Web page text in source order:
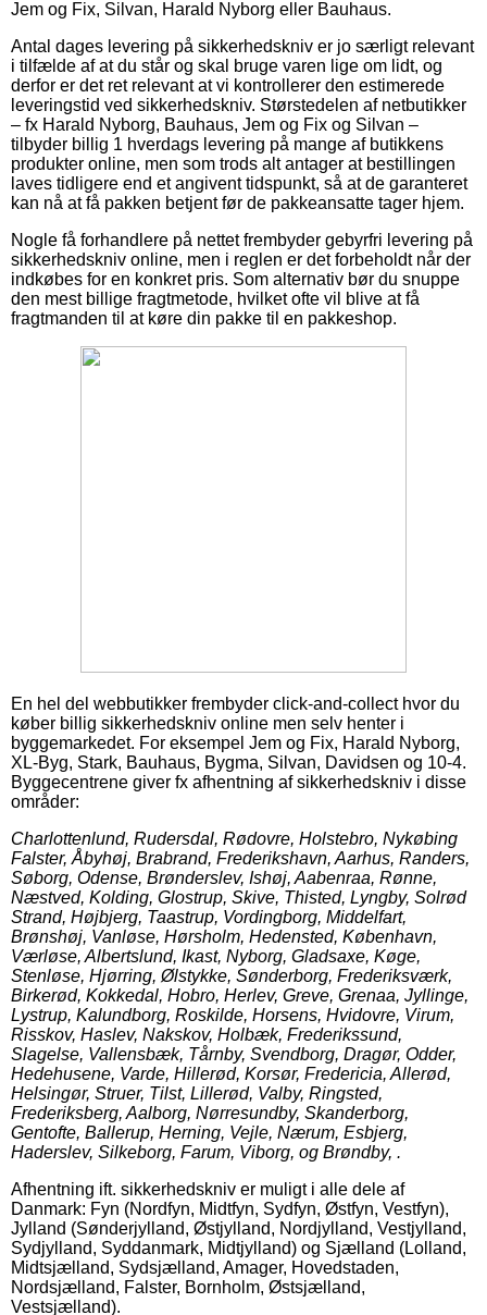
Jem og Fix, Silvan, Harald Nyborg eller Bauhaus.
Antal dages levering på sikkerhedskniv er jo særligt relevant
i tilfælde af at du står og skal bruge varen lige om lidt, og
derfor er det ret relevant at vi kontrollerer den estimerede
leveringstid ved sikkerhedskniv. Størstedelen af netbutikker
– fx Harald Nyborg, Bauhaus, Jem og Fix og Silvan –
tilbyder billig 1 hverdags levering på mange af butikkens
produkter online, men som trods alt antager at bestillingen
laves tidligere end et angivent tidspunkt, så at de garanteret
kan nå at få pakken betjent før de pakkeansatte tager hjem.
Nogle få forhandlere på nettet frembyder gebyrfri levering på
sikkerhedskniv online, men i reglen er det forbeholdt når der
indkøbes for en konkret pris. Som alternativ bør du snuppe
den mest billige fragtmetode, hvilket ofte vil blive at få
fragtmanden til at køre din pakke til en pakkeshop.
En hel del webbutikker frembyder click-and-collect hvor du
køber billig sikkerhedskniv online men selv henter i
byggemarkedet. For eksempel Jem og Fix, Harald Nyborg,
XL-Byg, Stark, Bauhaus, Bygma, Silvan, Davidsen og 10-4.
Byggecentrene giver fx afhentning af sikkerhedskniv i disse
områder:
Charlottenlund, Rudersdal, Rødovre, Holstebro, Nykøbing
Falster, Åbyhøj, Brabrand, Frederikshavn, Aarhus, Randers,
Søborg, Odense, Brønderslev, Ishøj, Aabenraa, Rønne,
Næstved, Kolding, Glostrup, Skive, Thisted, Lyngby, Solrød
Strand, Højbjerg, Taastrup, Vordingborg, Middelfart,
Brønshøj, Vanløse, Hørsholm, Hedensted, København,
Værløse, Albertslund, Ikast, Nyborg, Gladsaxe, Køge,
Stenløse, Hjørring, Ølstykke, Sønderborg, Frederiksværk,
Birkerød, Kokkedal, Hobro, Herlev, Greve, Grenaa, Jyllinge,
Lystrup, Kalundborg, Roskilde, Horsens, Hvidovre, Virum,
Risskov, Haslev, Nakskov, Holbæk, Frederikssund,
Slagelse, Vallensbæk, Tårnby, Svendborg, Dragør, Odder,
Hedehusene, Varde, Hillerød, Korsør, Fredericia, Allerød,
Helsingør, Struer, Tilst, Lillerød, Valby, Ringsted,
Frederiksberg, Aalborg, Nørresundby, Skanderborg,
Gentofte, Ballerup, Herning, Vejle, Nærum, Esbjerg,
Haderslev, Silkeborg, Farum, Viborg, og Brøndby, .
Afhentning ift. sikkerhedskniv er muligt i alle dele af
Danmark: Fyn (Nordfyn, Midtfyn, Sydfyn, Østfyn, Vestfyn),
Jylland (Sønderjylland, Østjylland, Nordjylland, Vestjylland,
Sydjylland, Syddanmark, Midtjylland) og Sjælland (Lolland,
Midtsjælland, Sydsjælland, Amager, Hovedstaden,
Nordsjælland, Falster, Bornholm, Østsjælland,
Vestsjælland).